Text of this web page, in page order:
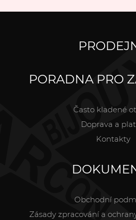
PORADNA PRO
Často kladené
Doprava a
Kontakty
Obchodní
Zásady zpracování a